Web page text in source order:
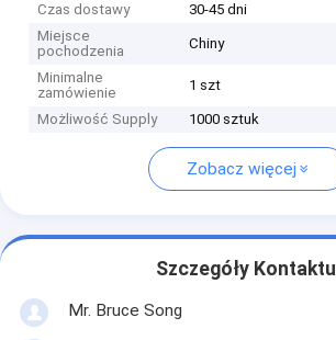
Czas dostawy
30-45 dni
Miejsce
pochodzenia
Chiny
Minimalne
zamówienie
1 szt
Możliwość Supply 1000 sztuk
Zobacz więcej
Szczegóły Kontaktu
Mr. Bruce Song